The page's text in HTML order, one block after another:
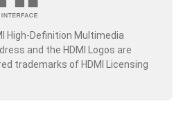
High-Definition Multimedia
and the HDMI Logos are
trademarks of HDMI Licensing